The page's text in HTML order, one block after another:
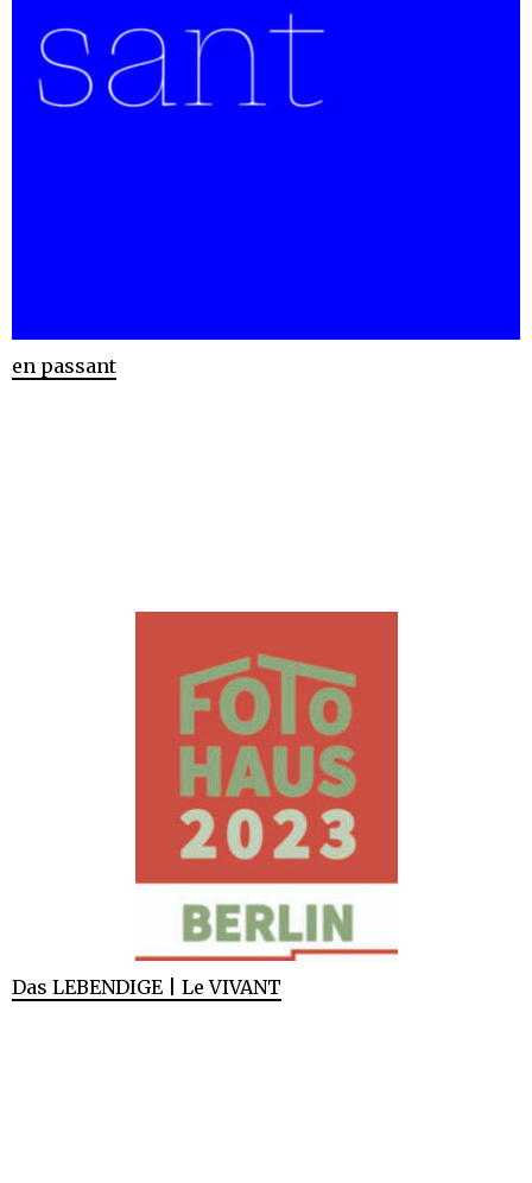
en passant
Das LEBENDIGE | Le VIVANT